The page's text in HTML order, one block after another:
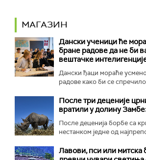
МАГАЗИН
Дански ученици ће
бране радове да не би
вештачке
Дански ђаци мораће
радове како би се
После три деценије
вратили у долину
После деценија борбе са
нестанком једне од
Лавови, пси или митска